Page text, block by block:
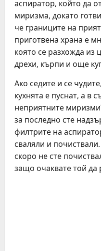
аспиратор, който да
миризма, докато
че границите на
приготвена храна е
която се разхожда
дрехи, кърпи и още
Ако седите и се
кухнята е пуснат, а в
неприятните
за последно сте
филтрите на
сваляли и
скоро не сте
защо очаквате той